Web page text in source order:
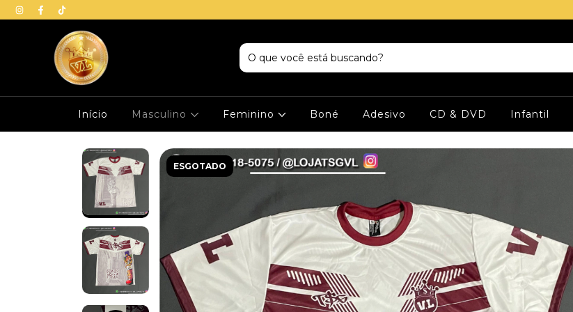
Início Masculino Feminino Boné Adesivo CD & DVD Infantil
ESGOTADO